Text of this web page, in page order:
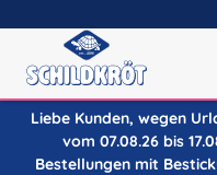
Liebe Kunden, wegen
vom 07.08.26 bis
Bestellungen mit